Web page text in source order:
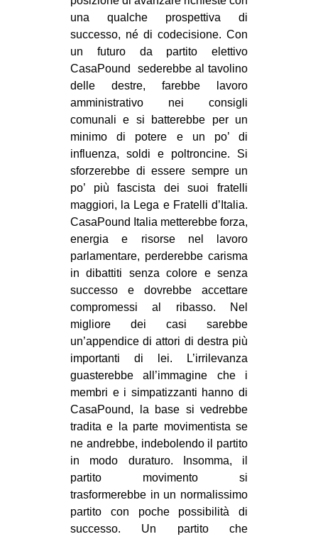
una qualche prospettiva di
successo, né di codecisione. Con
un futuro da partito elettivo
CasaPound sederebbe al tavolino
delle destre, farebbe lavoro
amministrativo nei consigli
comunali e si batterebbe per un
minimo di potere e un po’ di
influenza, soldi e poltroncine. Si
sforzerebbe di essere sempre un
po’ più fascista dei suoi fratelli
maggiori, la Lega e Fratelli d’Italia.
CasaPound Italia metterebbe forza,
energia e risorse nel lavoro
parlamentare, perderebbe carisma
in dibattiti senza colore e senza
successo e dovrebbe accettare
compromessi al ribasso. Nel
migliore dei casi sarebbe
un’appendice di attori di destra più
importanti di lei. L’irrilevanza
guasterebbe all’immagine che i
membri e i simpatizzanti hanno di
CasaPound, la base si vedrebbe
tradita e la parte movimentista se
ne andrebbe, indebolendo il partito
in modo duraturo. Insomma, il
partito movimento si
trasformerebbe in un normalissimo
partito con poche possibilità di
successo. Un partito che